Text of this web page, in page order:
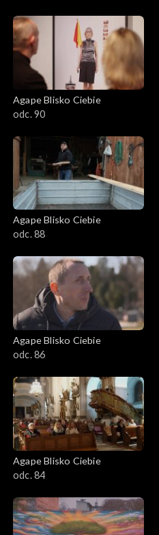
Agape Blisko Ciebie
odc. 90
Agape Blisko Ciebie
odc. 88
Agape Blisko Ciebie
odc. 86
Agape Blisko Ciebie
odc. 84